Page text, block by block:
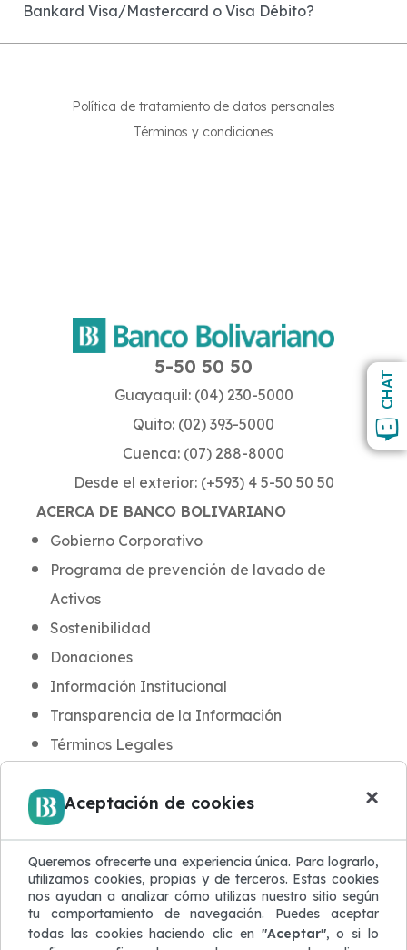
CHAT
Aceptación de cookies ×
Queremos ofrecerte una experiencia única. Para lograrlo,
utilizamos cookies, propias y de terceros. Estas cookies
nos ayudan a analizar cómo utilizas nuestro sitio según
tu comportamiento de navegación. Puedes aceptar
todas las cookies haciendo clic en "Aceptar", o si lo
Bankard Visa/Mastercard o Visa Débito?
Política de tratamiento de datos personales
Términos y condiciones
ACERCA DE BANCO BOLIVARIANO
Gobierno Corporativo
Programa de prevención de lavado de
Activos
Sostenibilidad
Donaciones
Información Institucional
Transparencia de la Información
Términos Legales
Noticias y Novedades
Blog de Seguridad
Protección de Datos
Atención al Cliente
5-50 50 50
Guayaquil: (04) 230-5000
Quito: (02) 393-5000
Cuenca: (07) 288-8000
Desde el exterior: (+593) 4 5-50 50 50